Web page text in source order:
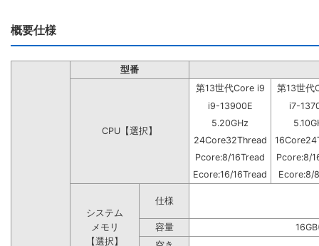
概要仕様
型番
CPU【選択】
第13世代Core i9
第13世代
i9-13900E
i7-
5.20GHz
24Core32Thread
Pcore:8/16Tread
Pcore:8/
Ecore:16/16Tread
Ecore:8/
システム
メモリ
【選択】
仕様
容量